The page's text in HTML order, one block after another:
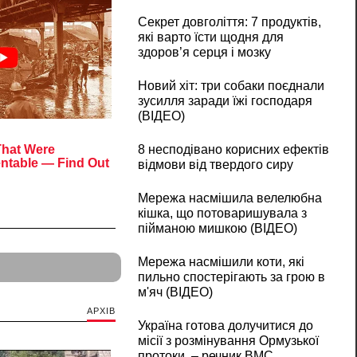
АРХІВ
Секрет довголіття: 7 продуктів,
які варто їсти щодня для
здоров’я серця і мозку
Новий хіт: три собаки поєднали
зусилля заради їжі господаря
(ВІДЕО)
8 несподівано корисних ефектів
відмови від твердого сиру
Мережа насмішила велелюбна
кішка, що потоваришувала з
пійманою мишкою (ВІДЕО)
Мережа насмішили коти, які
пильно спостерігають за грою в
м'яч (ВІДЕО)
Україна готова долучитися до
місії з розмінування Ормузької